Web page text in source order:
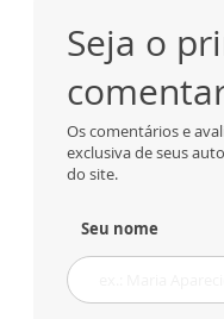
Seja o
Os comentários e
exclusiva de seus
do site.
Seu nome